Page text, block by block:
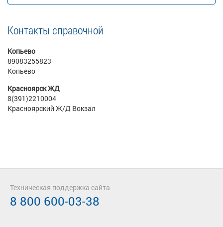
Контакты справочной
Копьево
89083255823
Копьево
Красноярск ЖД
8(391)2210004
Красноярский Ж/Д Вокзал
Техническая поддержка сайта
8 800 600-03-38